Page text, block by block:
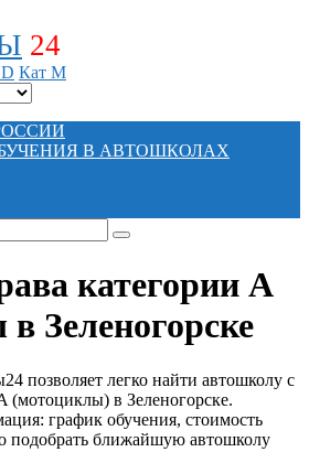
24
Кат M
В АВТОШКОЛАХ
категории A
Зеленогорске
позволяет легко найти автошколу с
(мотоциклы) в Зеленогорске.
график обучения, стоимость
подобрать ближайшую автошколу